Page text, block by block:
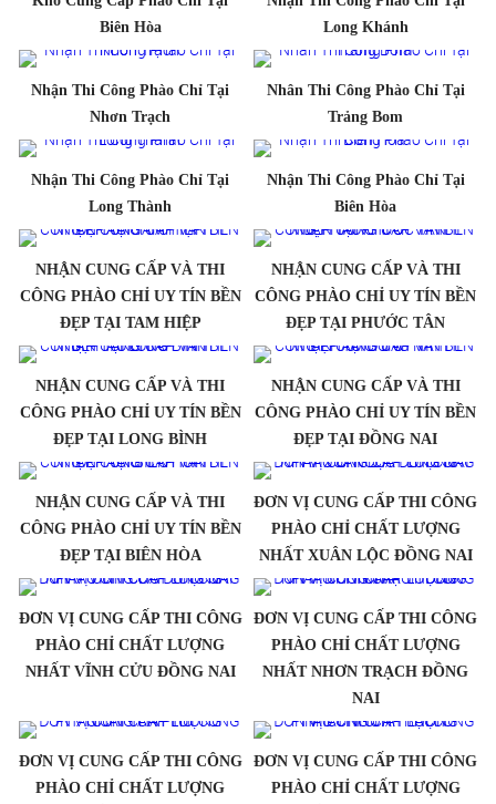
Biên Hòa
Long Khánh
Nhận Thi Công Phào Chỉ Tại
Nhơn Trạch
Nhân Thi Công Phào Chỉ Tại
Trảng Bom
Nhận Thi Công Phào Chỉ Tại
Long Thành
Nhận Thi Công Phào Chỉ Tại
Biên Hòa
NHẬN CUNG CẤP VÀ THI
CÔNG PHÀO CHỈ UY TÍN BỀN
ĐẸP TẠI TAM HIỆP
NHẬN CUNG CẤP VÀ THI
CÔNG PHÀO CHỈ UY TÍN BỀN
ĐẸP TẠI PHƯỚC TÂN
NHẬN CUNG CẤP VÀ THI
CÔNG PHÀO CHỈ UY TÍN BỀN
ĐẸP TẠI LONG BÌNH
NHẬN CUNG CẤP VÀ THI
CÔNG PHÀO CHỈ UY TÍN BỀN
ĐẸP TẠI ĐỒNG NAI
NHẬN CUNG CẤP VÀ THI
CÔNG PHÀO CHỈ UY TÍN BỀN
ĐẸP TẠI BIÊN HÒA
ĐƠN VỊ CUNG CẤP THI CÔNG
PHÀO CHỈ CHẤT LƯỢNG
NHẤT XUÂN LỘC ĐỒNG NAI
ĐƠN VỊ CUNG CẤP THI CÔNG
PHÀO CHỈ CHẤT LƯỢNG
NHẤT VĨNH CỬU ĐỒNG NAI
ĐƠN VỊ CUNG CẤP THI CÔNG
PHÀO CHỈ CHẤT LƯỢNG
NHẤT NHƠN TRẠCH ĐỒNG
NAI
ĐƠN VỊ CUNG CẤP THI CÔNG
PHÀO CHỈ CHẤT LƯỢNG
ĐƠN VỊ CUNG CẤP THI CÔNG
PHÀO CHỈ CHẤT LƯỢNG